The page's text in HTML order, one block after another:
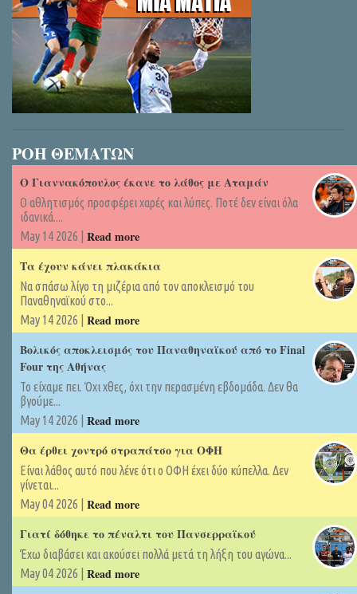
ΡΟΗ ΘΕΜΑΤΩΝ
Ο Γιαννακόπουλος έκανε το λάθος με Αταμάν
Ο αθλητισμός προσφέρει χαρές και λύπες. Ποτέ δεν είναι όλα
ιδανικά....
May 14 2026 | Read more
Τα έχουν κάνει πλακάκια
Να σπάσω λίγο τη μιζέρια από τον αποκλεισμό του
Παναθηναϊκού στο...
May 14 2026 | Read more
Βολικός αποκλεισμός του Παναθηναϊκού από το Final
Four της Αθήνας
Το είχαμε πει. Όχι χθες, όχι την περασμένη εβδομάδα. Δεν θα
βγούμε...
May 14 2026 | Read more
Θα έρθει χοντρό στραπάτσο για ΟΦΗ
Είναι λάθος αυτό που λένε ότι ο ΟΦΗ έχει δύο κύπελλα. Δεν
γίνεται...
May 04 2026 | Read more
Γιατί δόθηκε το πέναλτι του Πανσερραϊκού
Έχω διαβάσει και ακούσει πολλά μετά τη λήξη του αγώνα...
May 04 2026 | Read more